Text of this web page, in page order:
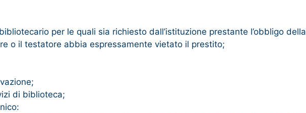
per le quali sia richiesto dall’istituzione prestante l’obbligo
o il testatore abbia espressamente vietato il prestito;
di biblioteca;